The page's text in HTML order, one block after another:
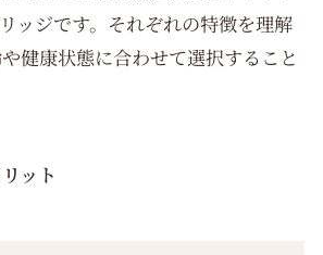
ッジです。それぞれの特徴を理解
健康状態に合わせて選択すること
ット